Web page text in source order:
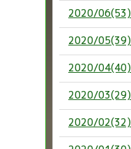
2020/06(53)
2020/05(39)
2020/04(40)
2020/03(29)
2020/02(32)